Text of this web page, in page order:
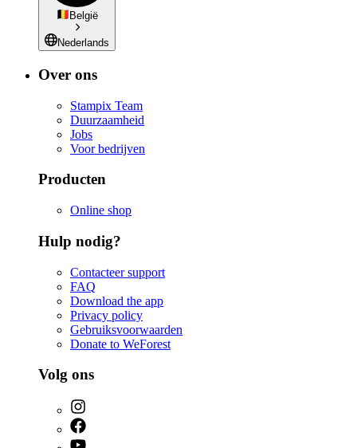
België
Nederlands
Over ons
Stampix Team
Duurzaamheid
Jobs
Voor bedrijven
Producten
Online shop
Hulp nodig?
Contacteer support
FAQ
Download the app
Privacy policy
Gebruiksvoorwaarden
Donate to WeForest
Volg ons